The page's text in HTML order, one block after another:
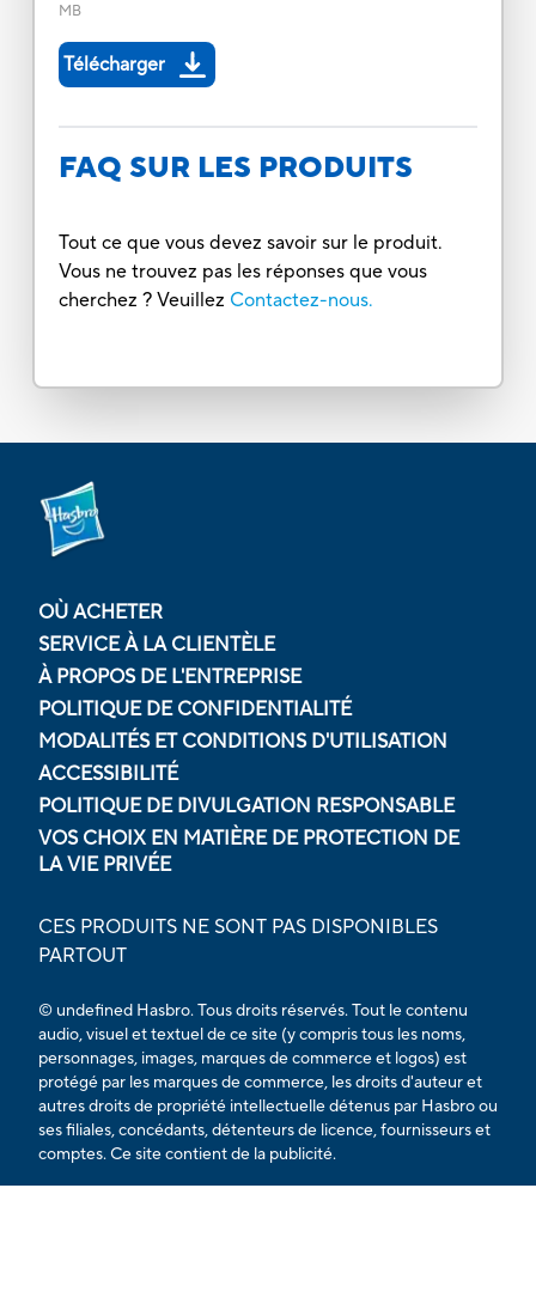
MB
Télécharger
FAQ SUR LES PRODUITS
Tout ce que vous devez savoir sur le produit.
Vous ne trouvez pas les réponses que vous
cherchez ? Veuillez Contactez-nous.
OÙ ACHETER
SERVICE À LA CLIENTÈLE
À PROPOS DE L'ENTREPRISE
POLITIQUE DE CONFIDENTIALITÉ
MODALITÉS ET CONDITIONS D'UTILISATION
ACCESSIBILITÉ
POLITIQUE DE DIVULGATION RESPONSABLE
VOS CHOIX EN MATIÈRE DE PROTECTION DE
LA VIE PRIVÉE
CES PRODUITS NE SONT PAS DISPONIBLES
PARTOUT
© undefined Hasbro. Tous droits réservés. Tout le contenu
audio, visuel et textuel de ce site (y compris tous les noms,
personnages, images, marques de commerce et logos) est
protégé par les marques de commerce, les droits d'auteur et
autres droits de propriété intellectuelle détenus par Hasbro ou
ses filiales, concédants, détenteurs de licence, fournisseurs et
comptes. Ce site contient de la publicité.